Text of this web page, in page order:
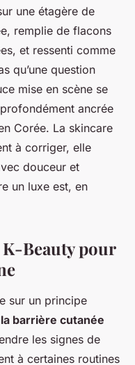
coréenne
de lecture
une étagère de
remplie de flacons
et ressenti comme
qu’une question
mise en scène se
ancrée
Corée. La skincare
à corriger, elle
douceur et
un luxe est, en
Beauty pour
sur un principe
barrière cutanée
les signes de
à certaines routines